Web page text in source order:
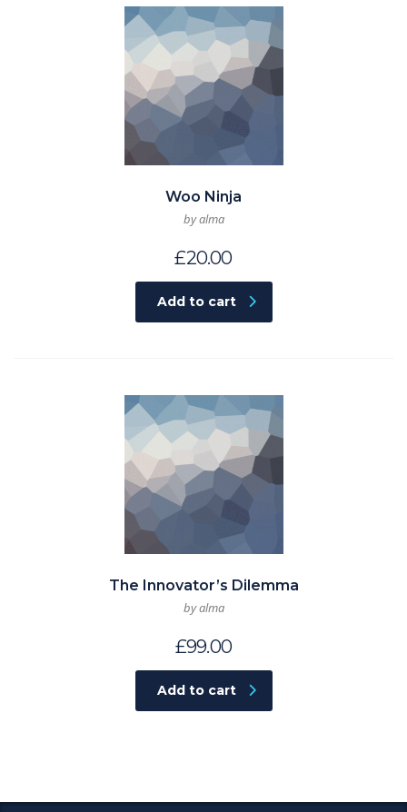
Woo Ninja
by alma
£20.00
Add to cart
The Innovator’s Dilemma
by alma
£99.00
Add to cart